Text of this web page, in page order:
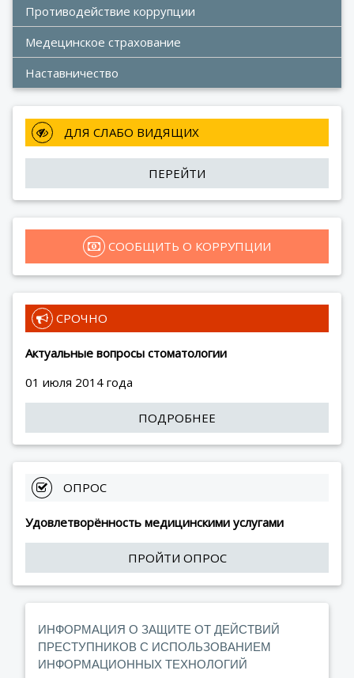
Противодействие коррупции
Медецинское страхование
Наставничество
ДЛЯ СЛАБО ВИДЯЩИХ
ПЕРЕЙТИ
СООБЩИТЬ О КОРРУПЦИИ
СРОЧНО
Актуальные вопросы стоматологии
01 июля 2014 года
ПОДРОБНЕЕ
ОПРОС
Удовлетворённость медицинскими услугами
ПРОЙТИ ОПРОС
ИНФОРМАЦИЯ О ЗАЩИТЕ ОТ ДЕЙСТВИЙ
ПРЕСТУПНИКОВ С ИСПОЛЬЗОВАНИЕМ
ИНФОРМАЦИОННЫХ ТЕХНОЛОГИЙ